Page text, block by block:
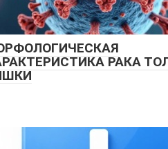
РАКА